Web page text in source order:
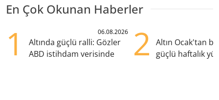
En Çok Okunan Haberler
1 06.08.2026
Altında güçlü ralli: Gözler
ABD istihdam verisinde
2
Altın Ocak'tan
güçlü haftalık